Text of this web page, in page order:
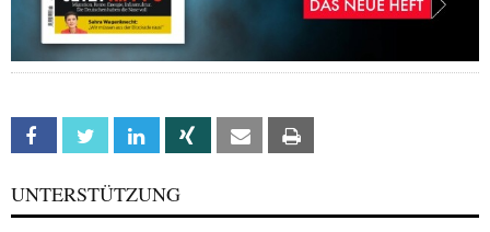
Facebook Twitter Linkedin Xing Email
UNTERSTÜTZUNG